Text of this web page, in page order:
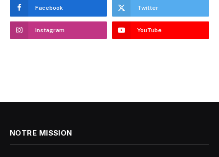
Facebook Twitter
Instagram YouTube
NOTRE MISSION